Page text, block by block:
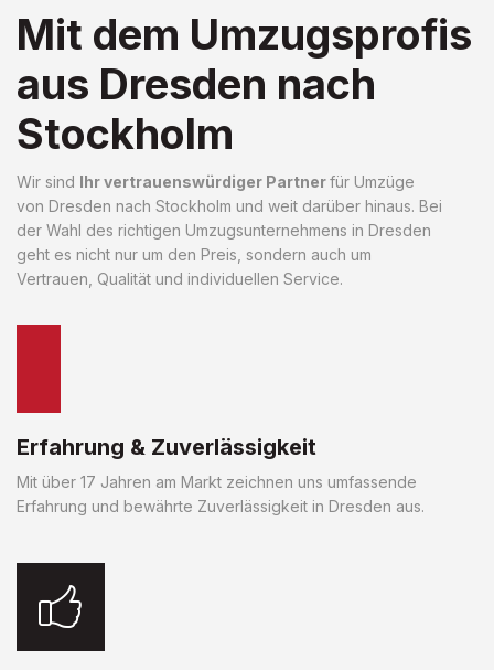
Mit dem Umzugsprofis
aus Dresden nach
Stockholm
Wir sind Ihr vertrauenswürdiger Partnerfür Umzüge
von Dresden nach Stockholm und weit darüber hinaus. Bei
der Wahl des richtigen Umzugsunternehmens in Dresden
geht es nicht nur um den Preis, sondern auch um
Vertrauen, Qualität und individuellen Service.
Erfahrung & Zuverlässigkeit
Mit über 17 Jahren am Markt zeichnen uns umfassende
Erfahrung und bewährte Zuverlässigkeit in Dresden aus.